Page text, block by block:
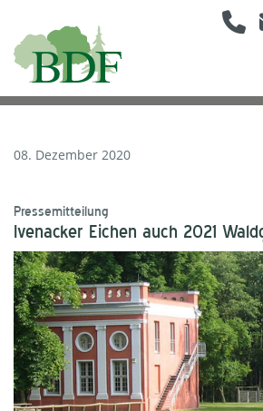
08. Dezember 2020
Pressemitteilung
Ivenacker Eichen auch 2021